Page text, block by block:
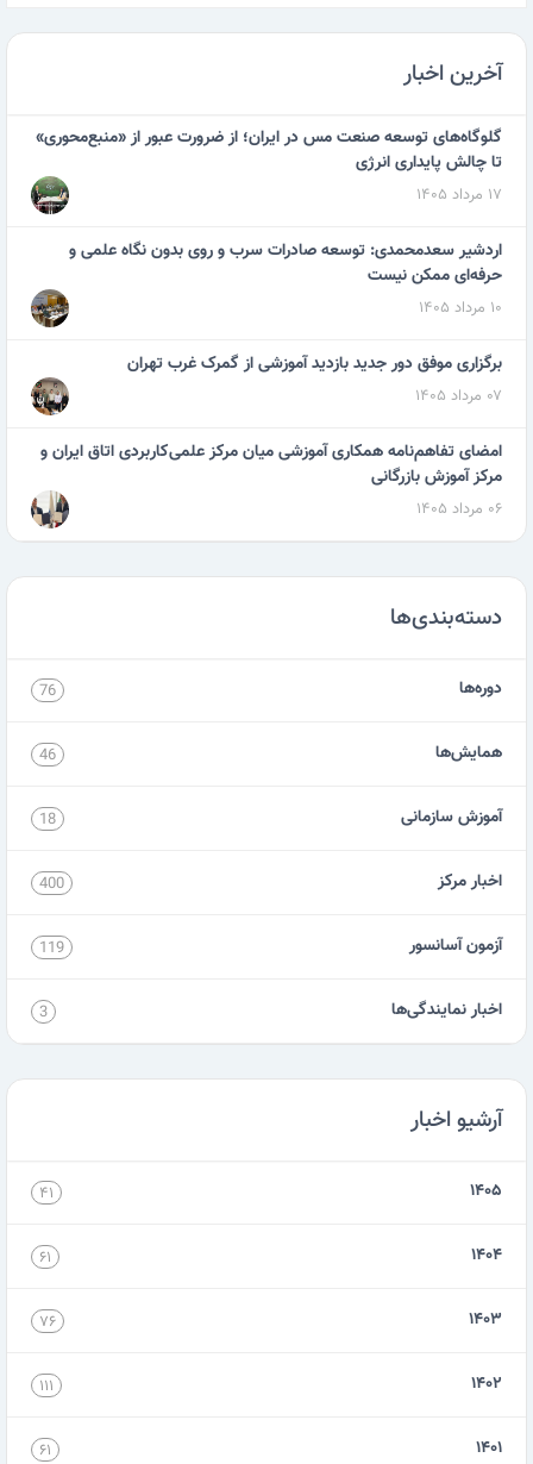
آخرین اخبار
گلوگاه‌های توسعه صنعت مس در ایران؛ از ضرورت عبور از «منبع‌محوری»
تا چالش پایداری انرژی
۱۷ مرداد ۱۴۰۵
اردشیر سعدمحمدی: توسعه صادرات سرب و روی بدون نگاه علمی و
حرفه‌ای ممکن نیست
۱۰ مرداد ۱۴۰۵
برگزاری موفق دور جدید بازدید آموزشی از گمرک غرب تهران
۰۷ مرداد ۱۴۰۵
امضای تفاهم‌نامه همکاری آموزشی میان مرکز علمی‌کاربردی اتاق ایران و
مرکز آموزش بازرگانی
۰۶ مرداد ۱۴۰۵
دسته‌بندی‌ها
دوره‌ها 76
همایش‌ها 46
آموزش سازمانی 18
اخبار مرکز 400
آزمون آسانسور 119
اخبار نمایندگی‌ها 3
آرشیو اخبار
۱۴۰۵ ۴۱
۱۴۰۴ ۶۱
۱۴۰۳ ۷۶
۱۴۰۲ ۱۱۱
۱۴۰۱ ۶۱